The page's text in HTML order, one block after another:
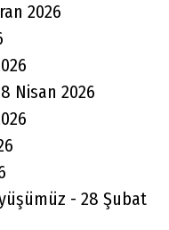
2026
Nisan 2026
- 28 Şubat